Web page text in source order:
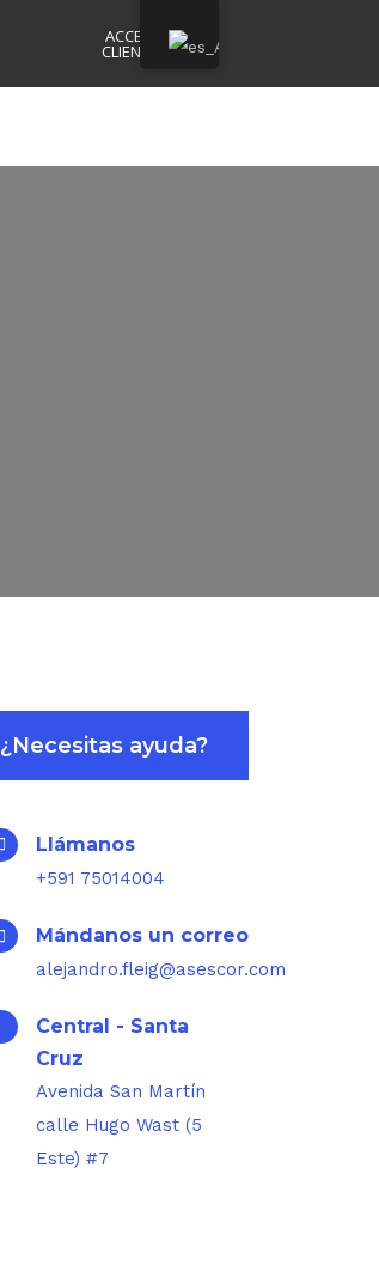
ACCESO
CLIENTES
¿Necesitas ayuda?
+591 75014004
Llámanos
alejandro.fleig@asescor.com
Mándanos un correo
Avenida San Martín
calle Hugo Wast (5
Este) #7
Central - Santa
Cruz